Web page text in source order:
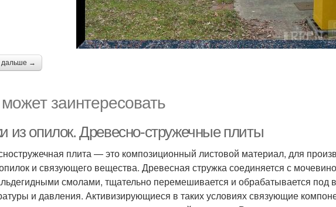
дальше →
заинтересовать
из опилок. Древесно-стружечные плиты
плита — это композиционный листовой материал, для
и связующего вещества. Древесная стружка соединяется с
смолами, тщательно перемешивается и обрабатывается под
и давления. Активизирующиеся в таких условиях связующие